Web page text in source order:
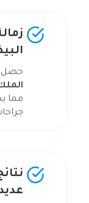
حصل
مما